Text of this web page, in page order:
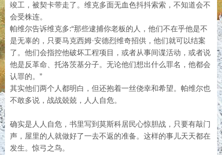
竣工，被契卡带走了。维克多面无血色抖抖索索，不知道会不
会受株连。
帕维尔告诉维克多:“那些逮捕你老板的人，他们不在乎他是不
是无辜的，只要马克西姆·安德烈维奇招供，他们就可以结案
了。他们会指控他破坏工程项目，或者从事间谍活动，或者说
他是反革命、托洛茨基分子。无论他们想出什么罪名，他都会
认罪的。”
其实他们两个人都明白，但还抱着一丝侥幸和希望。帕维尔也
不敢多说，战战兢兢，人人自危。
确实是人人自危，书里写到莫斯科居民心惊胆战，只要有敲门
声，屋里的人就做好了一去不返的准备。这样的事儿天天都在
发生。惊弓之鸟。